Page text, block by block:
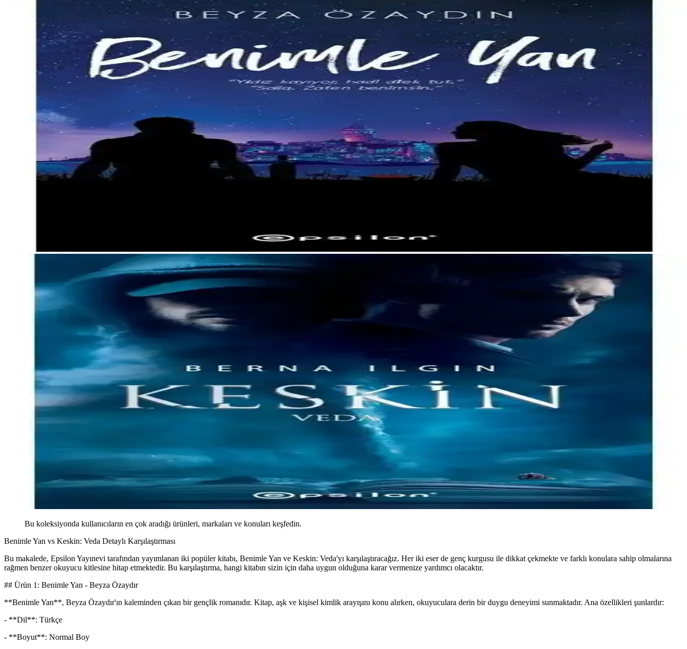
Bu koleksiyonda kullanıcıların en çok aradığı ürünleri, markaları ve konuları keşfedin.
Benimle Yan vs Keskin: Veda Detaylı Karşılaştırması
Bu makalede, Epsilon Yayınevi tarafından yayımlanan iki popüler kitabı, Benimle Yan ve Keskin: Veda'yı karşılaştıracağız. Her iki eser de genç kurgusu ile dikkat çekmekte ve farklı konulara sahip olmalarına
rağmen benzer okuyucu kitlesine hitap etmektedir. Bu karşılaştırma, hangi kitabın sizin için daha uygun olduğuna karar vermenize yardımcı olacaktır.
## Ürün 1: Benimle Yan - Beyza Özaydır
**Benimle Yan**, Beyza Özaydır'ın kaleminden çıkan bir gençlik romanıdır. Kitap, aşk ve kişisel kimlik arayışını konu alırken, okuyuculara derin bir duygu deneyimi sunmaktadır. Ana özellikleri şunlardır:
- **Dil**: Türkçe
- **Boyut**: Normal Boy